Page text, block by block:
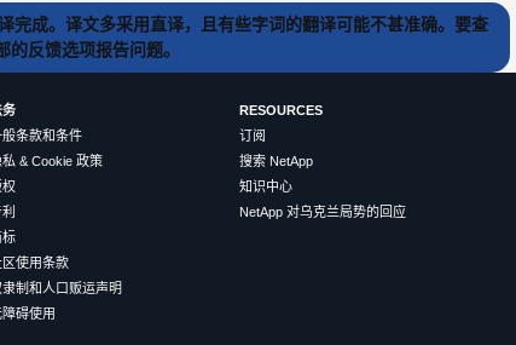
完成。译文多采用直译，且有些字词的翻译可能不甚准确。要查
反馈选项报告问题。
务
般条款和条件
私 & Cookie 政策
权
标
区使用条款
隶制和人口贩运声明
障碍使用
RESOURCES
订阅
搜索 NetApp
知识中心
NetApp 对乌克兰局势的回应